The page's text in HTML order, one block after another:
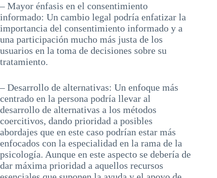
– Mayor énfasis en el consentimiento
informado: Un cambio legal podría enfatizar la
importancia del consentimiento informado y a
una participación mucho más justa de los
usuarios en la toma de decisiones sobre su
tratamiento.
– Desarrollo de alternativas: Un enfoque más
centrado en la persona podría llevar al
desarrollo de alternativas a los métodos
coercitivos, dando prioridad a posibles
abordajes que en este caso podrían estar más
enfocados con la especialidad en la rama de la
psicología. Aunque en este aspecto se debería de
dar máxima prioridad a aquellos recursos